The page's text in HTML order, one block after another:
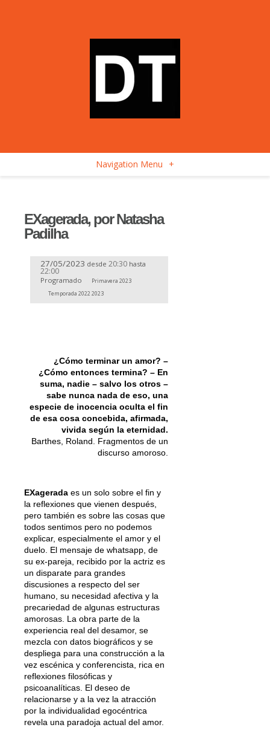
Navigation Menu +
EXagerada, por Natasha
Padilha
27/05/2023 desde 20:30 hasta
22:00
Programado
Primavera 2023
Temporada 2022 2023
¿Cómo terminar un amor? –
¿Cómo entonces termina? – En
suma, nadie – salvo los otros –
sabe nunca nada de eso, una
especie de inocencia oculta el fin
de esa cosa concebida, afirmada,
vivida según la eternidad.
Barthes, Roland. Fragmentos de un
discurso amoroso.
EXagerada es un solo sobre el fin y
la reflexiones que vienen después,
pero también es sobre las cosas que
todos sentimos pero no podemos
explicar, especialmente el amor y el
duelo. El mensaje de whatsapp, de
su ex-pareja, recibido por la actriz es
un disparate para grandes
discusiones a respecto del ser
humano, su necesidad afectiva y la
precariedad de algunas estructuras
amorosas. La obra parte de la
experiencia real del desamor, se
mezcla con datos biográficos y se
despliega para una construcción a la
vez escénica y conferencista, rica en
reflexiones filosóficas y
psicoanalíticas. El deseo de
relacionarse y a la vez la atracción
por la individualidad egocéntrica
revela una paradoja actual del amor.